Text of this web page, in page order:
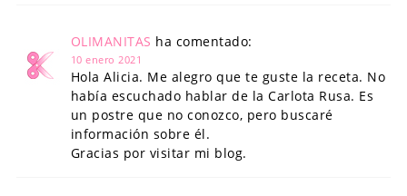
OLIMANITAS ha comentado:
10 enero 2021
Hola Alicia. Me alegro que te guste la receta. No
había escuchado hablar de la Carlota Rusa. Es
un postre que no conozco, pero buscaré
información sobre él.
Gracias por visitar mi blog.